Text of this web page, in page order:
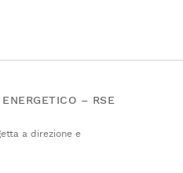
– RSE
a direzione e